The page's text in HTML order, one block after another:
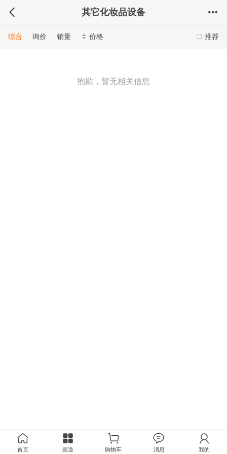
其它化妆品设备
推荐
综合 询价 销量 价格
抱歉，暂无相关信息
首页 频道 购物车 消息 我的